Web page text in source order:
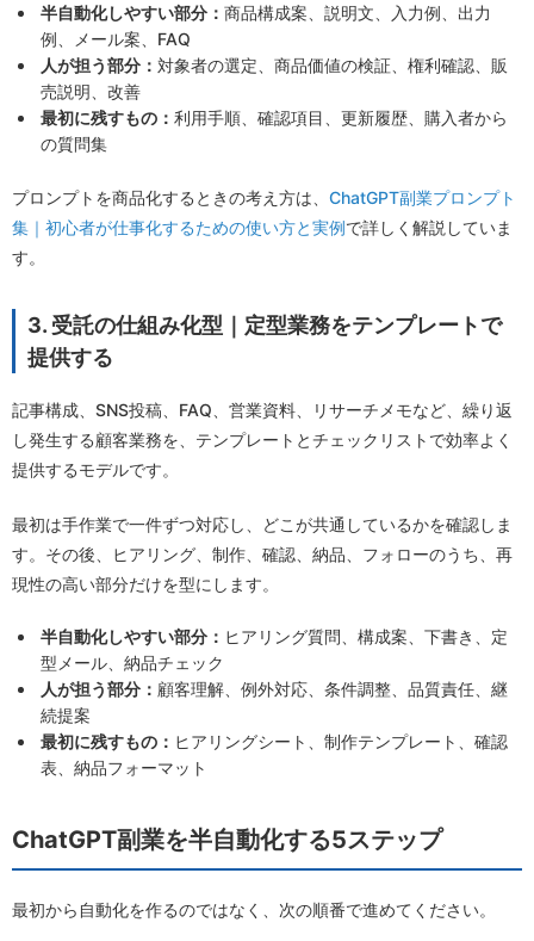
半自動化しやすい部分： 商品構成案、説明文、入力例、出力
例、メール案、FAQ
人が担う部分： 対象者の選定、商品価値の検証、権利確認、販
売説明、改善
最初に残すもの： 利用手順、確認項目、更新履歴、購入者から
の質問集
プロンプトを商品化するときの考え方は、 ChatGPT副業プロンプト
集｜初心者が仕事化するための使い方と実例で詳しく解説していま
す。
3. 受託の仕組み化型｜定型業務をテンプレートで
提供する
記事構成、SNS投稿、FAQ、営業資料、リサーチメモなど、繰り返
し発生する顧客業務を、テンプレートとチェックリストで効率よく
提供するモデルです。
最初は手作業で一件ずつ対応し、どこが共通しているかを確認しま
す。その後、ヒアリング、制作、確認、納品、フォローのうち、再
現性の高い部分だけを型にします。
半自動化しやすい部分： ヒアリング質問、構成案、下書き、定
型メール、納品チェック
人が担う部分： 顧客理解、例外対応、条件調整、品質責任、継
続提案
最初に残すもの： ヒアリングシート、制作テンプレート、確認
表、納品フォーマット
ChatGPT副業を半自動化する5ステップ
最初から自動化を作るのではなく、次の順番で進めてください。